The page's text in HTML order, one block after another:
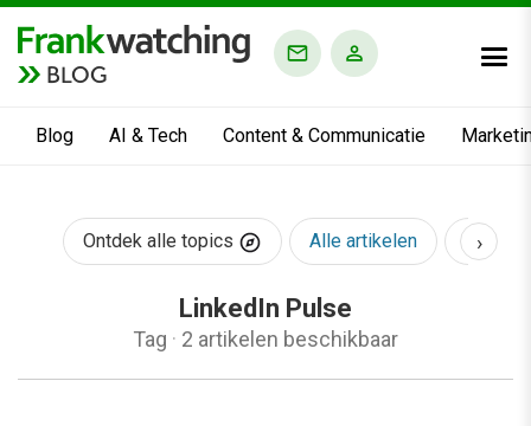
BLOG
Blog AI & Tech Content & Communicatie
Ontdek alle topics Alle artikelen AI &
›
LinkedIn Pulse
Tag · 2 artikelen beschikbaar